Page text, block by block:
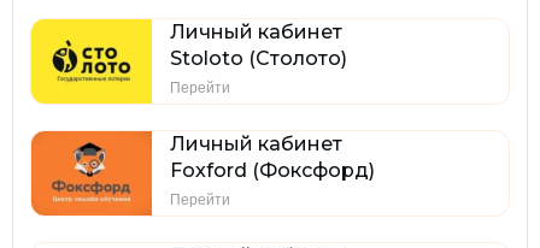
Личный кабинет
Stoloto (Столото)
Перейти
Личный кабинет
Foxford (Фоксфорд)
Перейти